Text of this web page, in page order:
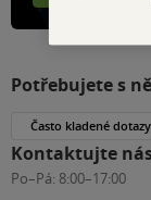
Potřebujete s
Často kladené dotazy
Kontaktujte
Po–Pá: 8:00–17:00